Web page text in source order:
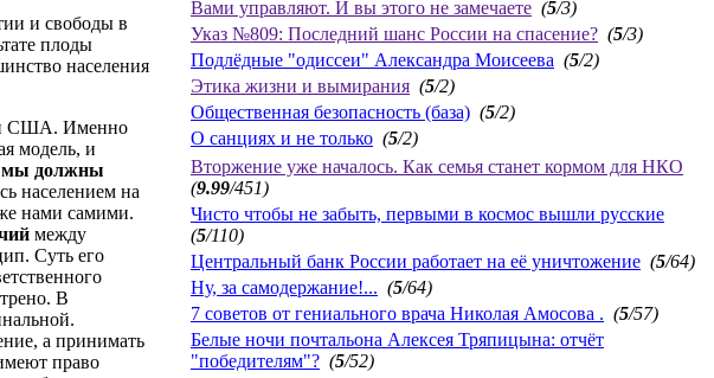
и свободы в
плоды
населения
США. Именно
модель, и
мы должны
населением на
нами самими.
между
Суть его
В
а принимать
право
Вами управляют. И вы этого не замечаете (5/3)
Указ №809: Последний шанс России на спасение? (5/3)
Подлёдные "одиссеи" Александра Моисеева (5/2)
Этика жизни и вымирания (5/2)
Общественная безопасность (база) (5/2)
О санциях и не только (5/2)
Вторжение уже началось. Как семья станет кормом для НКО
(9.99/451)
Чисто чтобы не забыть, первыми в космос вышли русские
(5/110)
Центральный банк России работает на её уничтожение (5/64)
Ну, за самодержание!... (5/64)
7 советов от гениального врача Николая Амосова . (5/57)
Белые ночи почтальона Алексея Тряпицына: отчёт
"победителям"? (5/52)